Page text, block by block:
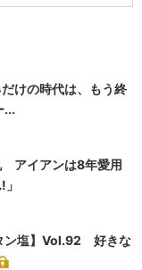
けの時代は、もう終
...
アイアンは8年愛用
ン塩】Vol.92 好きな